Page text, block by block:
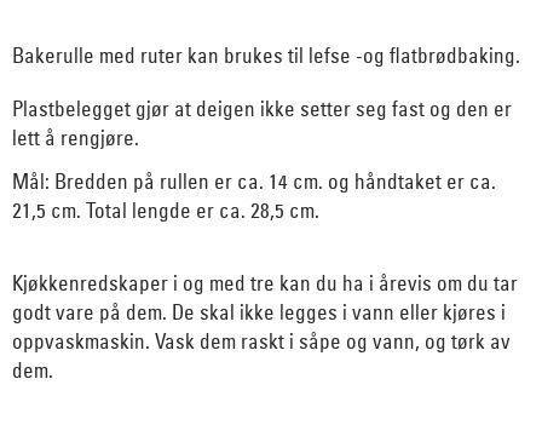
Bakerulle med ruter kan brukes til lefse -og flatbrødbaking.
Plastbelegget gjør at deigen ikke setter seg fast og den er
lett å rengjøre.
Mål: Bredden på rullen er ca. 14 cm. og håndtaket er ca.
21,5 cm. Total lengde er ca. 28,5 cm.
Kjøkkenredskaper i og med tre kan du ha i årevis om du tar
godt vare på dem. De skal ikke legges i vann eller kjøres i
oppvaskmaskin. Vask dem raskt i såpe og vann, og tørk av
dem.